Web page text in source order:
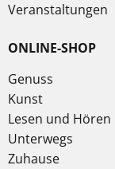
Veranstaltungen
ONLINE-SHOP
Genuss
Kunst
Lesen und Hören
Unterwegs
Zuhause